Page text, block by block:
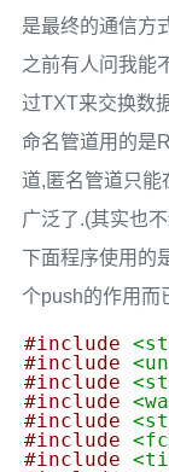
是最终的通信方
之前有人问我能
过TXT来交换数
命名管道用的是
道,匿名管道只能
广泛了.(其实也
下面程序使用的
个push的作用而
#include
#include
#include
#include
#include
#include
#include